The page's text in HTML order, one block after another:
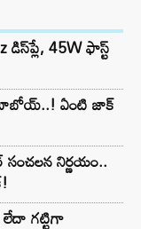
45W ఫాస్ట్
బాబోయ్..! ఏంటి జాక్
సంచలన నిర్ణయం..
లేదా గట్టిగా